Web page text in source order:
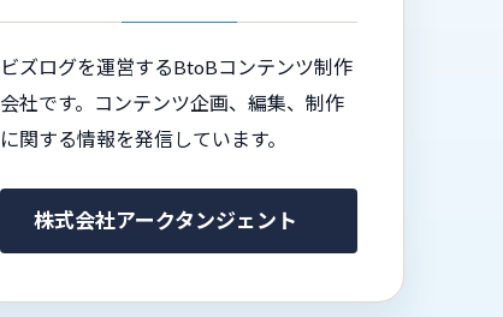
ビズログを運営するBtoBコンテンツ制作
会社です。コンテンツ企画、編集、制作
に関する情報を発信しています。
株式会社アークタンジェント